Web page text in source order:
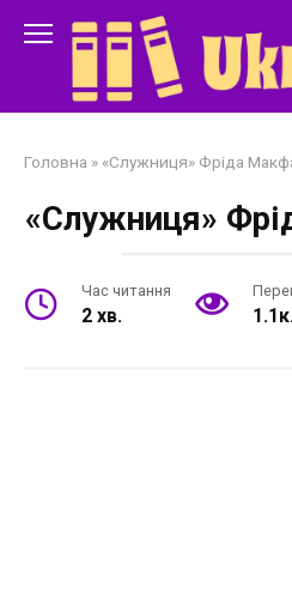
Головна » «Служниця» Фріда
«Служниця»
Час читання
2 хв.